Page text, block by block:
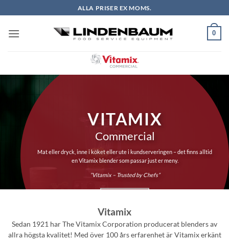
to
content
ALLA PRISER EX MOMS.
0
VITAMIX
Commercial
Mat eller dryck, inne i köket eller ute i kundserveringen – det finns alltid
en Vitamix blender som passar just er meny.
”Vitamix – Trusted by Chefs”
Vitamix
Sedan 1921 har The Vitamix Corporation producerat blenders av
allra högsta kvalitet! Med över 100 års erfarenhet är Vitamix erkänt